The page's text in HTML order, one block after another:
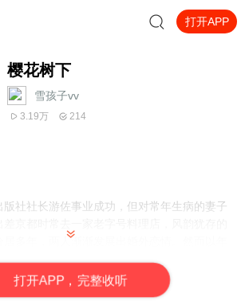
打开APP
樱花树下
雪孩子vv
3.19万 214
版社社长游佐事业成功，但对常年生病的妻子
居多年，两人渐渐发展出婚外恋情。然而以年
无法挽回。 作者对彷徨于欲望与理智之间的男
痛苦的女性心理，都有细致的分析。是一本能
打开APP，完整收听